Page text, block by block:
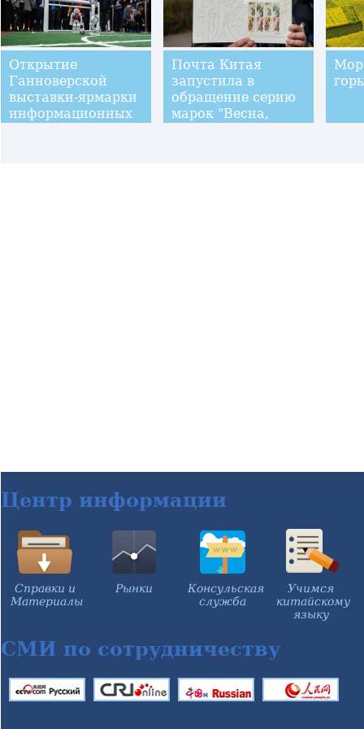
Открытие
Ганноверской
выставки-ярмарки
информационных
Почта Китая
запустила в
обращение серию
марок "Весна,
Центр информации
Справки и
Материалы
Рынки
Консульская
служба
Учимся
китайскому
языку
СМИ по сотрудничеству